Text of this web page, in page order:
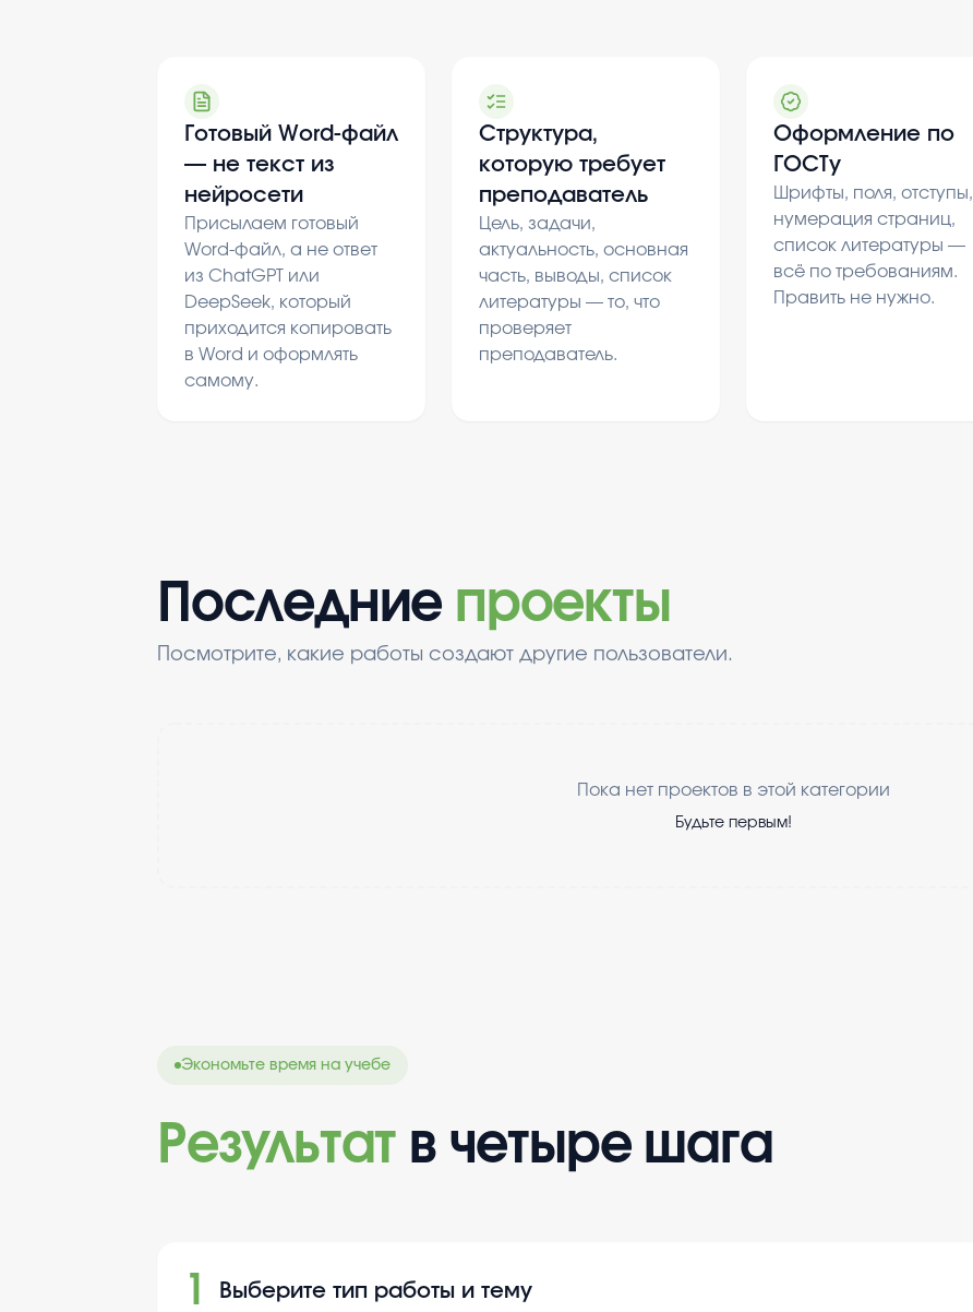
Готовый Word-файл
— не текст из
нейросети
Присылаем готовый
Word-файл, а не ответ
из ChatGPT или
DeepSeek, который
приходится копировать
в Word и оформлять
самому.
Структура,
которую требует
преподаватель
Цель, задачи,
актуальность, основная
часть, выводы, список
литературы — то, что
проверяет
преподаватель.
Оформление по
ГОСТу
Шрифты, поля, отступы,
нумерация страниц,
список литературы —
всё по требованиям.
Править не нужно.
Последние проекты
Посмотрите, какие работы создают другие пользователи.
Пока нет проектов в этой категории
Будьте первым!
Экономьте время на учебе
Результат в четыре шага
1 Выберите тип работы и тему